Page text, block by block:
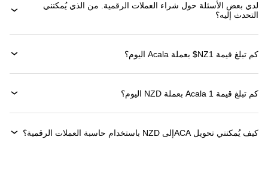
لدي بعض الأسئلة حول شراء العملات الرقمية. من الذي يُمكنني
التحدث إليه؟
كم تبلغ قيمة 1‏NZ$ بعملة ‏Acala اليوم؟
كم تبلغ قيمة 1 ‏Acala بعملة ‏NZD اليوم؟
كيف يُمكنني تحويل ‏ACAإلى ‏NZD باستخدام حاسبة العملات الرقمية؟